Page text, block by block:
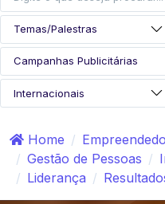
Home
Gestão de Pessoas
Liderança